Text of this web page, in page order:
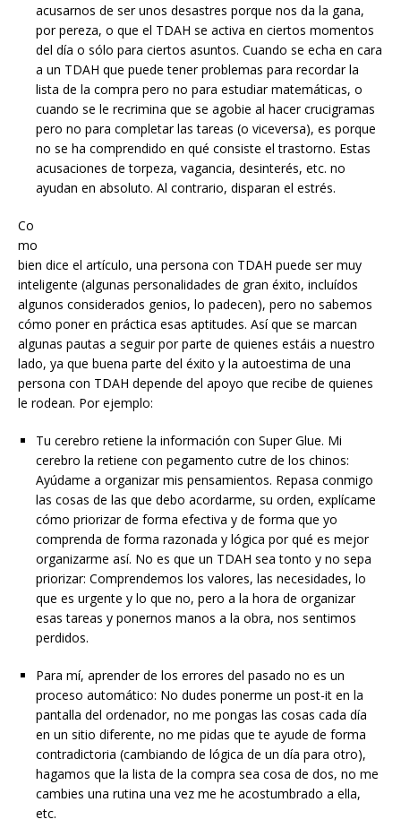
acusarnos de ser unos desastres porque nos da la gana,
por pereza, o que el TDAH se activa en ciertos momentos
del día o sólo para ciertos asuntos. Cuando se echa en cara
a un TDAH que puede tener problemas para recordar la
lista de la compra pero no para estudiar matemáticas, o
cuando se le recrimina que se agobie al hacer crucigramas
pero no para completar las tareas (o viceversa), es porque
no se ha comprendido en qué consiste el trastorno. Estas
acusaciones de torpeza, vagancia, desinterés, etc. no
ayudan en absoluto. Al contrario, disparan el estrés.
Co
mo
bien dice el artículo, una persona con TDAH puede ser muy
inteligente (algunas personalidades de gran éxito, incluídos
algunos considerados genios, lo padecen), pero no sabemos
cómo poner en práctica esas aptitudes. Así que se marcan
algunas pautas a seguir por parte de quienes estáis a nuestro
lado, ya que buena parte del éxito y la autoestima de una
persona con TDAH depende del apoyo que recibe de quienes
le rodean. Por ejemplo:
Tu cerebro retiene la información con Super Glue. Mi
cerebro la retiene con pegamento cutre de los chinos:
Ayúdame a organizar mis pensamientos. Repasa conmigo
las cosas de las que debo acordarme, su orden, explícame
cómo priorizar de forma efectiva y de forma que yo
comprenda de forma razonada y lógica por qué es mejor
organizarme así. No es que un TDAH sea tonto y no sepa
priorizar: Comprendemos los valores, las necesidades, lo
que es urgente y lo que no, pero a la hora de organizar
esas tareas y ponernos manos a la obra, nos sentimos
perdidos.
Para mí, aprender de los errores del pasado no es un
proceso automático: No dudes ponerme un post-it en la
pantalla del ordenador, no me pongas las cosas cada día
en un sitio diferente, no me pidas que te ayude de forma
contradictoria (cambiando de lógica de un día para otro),
hagamos que la lista de la compra sea cosa de dos, no me
cambies una rutina una vez me he acostumbrado a ella,
etc.